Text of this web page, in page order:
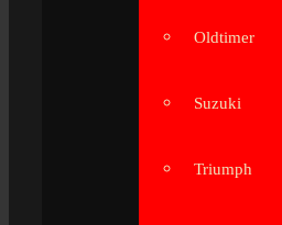
Oldtimer
Suzuki
Triumph